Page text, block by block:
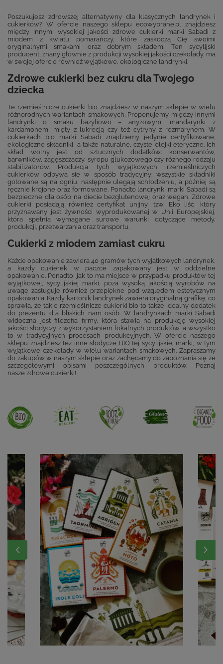
Poszukujesz zdrowszej alternatywny dla klasycznych landrynek i
cukierków? W ofercie naszego sklepu ecowybrane.pl znajdziesz
między innymi wysokiej jakości zdrowe cukierki marki Sabadi z
miodem z kwiatu pomarańczy, które zaskoczą Cię swoimi
oryginalnymi smakami oraz dobrym składem. Ten sycylijski
producent, znany głównie z produkcji wysokiej jakości czekolady, ma
w swojej ofercie również wyjątkowe, ekologiczne landrynki.
Zdrowe cukierki bez cukru dla Twojego
dziecka
Te rzemieślnicze cukierki bio znajdziesz w naszym sklepie w wielu
różnorodnych wariantach smakowych. Proponujemy między innymi
landrynki o smaku bazyliowo – anyżowym, mandarynki z
kardamonem, mięty z lukrecją czy też cytryny z rozmarynem. W
cukierkach bio marki Sabadi znajdziemy jedynie certyfikowane,
ekologiczne składniki, a także naturalne, czyste olejki eteryczne. Ich
skład wolny jest od sztucznych dodatków: konserwantów,
barwników, zagęszczaczy, syropu glukozowego czy różnego rodzaju
stabilizatorów. Produkcja tych wyjątkowych, rzemieślniczych
cukierków odbywa się w sposób tradycyjny: wszystkie składniki
gotowane są na ogniu, następnie ulegają schłodzeniu, a później są
ręcznie krojone oraz formowane. Ponadto landrynki marki Sabadi są
bezpieczne dla osób na diecie bezglutenowej oraz wegan. Zdrowe
cukierki posiadają również certyfikat unijny, tzw. Eko liść, który
przyznawany jest żywności wyprodukowanej w Unii Europejskiej,
która spełnia wymagane surowe warunki dotyczące metody,
produkcji, przetwarzania oraz transportu.
Cukierki z miodem zamiast cukru
Każde opakowanie zawiera 40 gramów tych wyjątkowych landrynek,
a każdy cukierek w paczce zapakowany jest w oddzielne
opakowanie. Ponadto, jak to ma miejsce w przypadku produktów tej
wyjątkowej, sycylijskiej marki, poza wysoką jakością wyrobów na
uwagę zasługuje również przepiękne pod względem estetycznym
opakowania. Każdy kartonik landrynek zawiera oryginalną grafikę, co
sprawia, że takie rzemieślnicze cukierki bio to także idealny dodatek
do prezentu dla bliskich nam osób. W landrynkach marki Sabadi
widoczna jest filozofia firmy, która stawia na produkcję wysokiej
jakości słodyczy z wykorzystaniem lokalnych produktów, a wszystko
to w tradycyjnych procesach produkcyjnych. W ofercie naszego
sklepu znajdziesz też inne słodycze BIO tej sycylijskiej marki, w tym
wyjątkowe czekolady w wielu wariantach smakowych. Zapraszamy
do zakupów w naszym sklepie oraz zachęcamy do zapoznania się ze
szczegółowymi opisami poszczególnych produktów. Poznaj
nasze zdrowe cukierki!